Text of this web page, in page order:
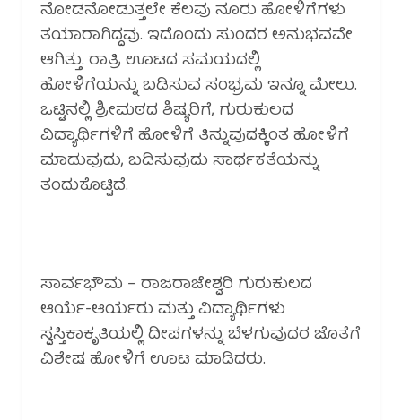
ನೋಡನೋಡುತ್ತಲೇ ಕೆಲವು ನೂರು ಹೋಳಿಗೆಗಳು
ತಯಾರಾಗಿದ್ದವು. ಇದೊಂದು ಸುಂದರ ಅನುಭವವೇ
ಆಗಿತ್ತು. ರಾತ್ರಿ ಊಟದ ಸಮಯದಲ್ಲಿ
ಹೋಳಿಗೆಯನ್ನು ಬಡಿಸುವ ಸಂಭ್ರಮ ಇನ್ನೂ ಮೇಲು.
ಒಟ್ಟಿನಲ್ಲಿ ಶ್ರೀಮಠದ ಶಿಷ್ಯರಿಗೆ, ಗುರುಕುಲದ
ವಿದ್ಯಾರ್ಥಿಗಳಿಗೆ ಹೋಳಿಗೆ ತಿನ್ನುವುದಕ್ಕಿಂತ ಹೋಳಿಗೆ
ಮಾಡುವುದು, ಬಡಿಸುವುದು ಸಾರ್ಥಕತೆಯನ್ನು
ತಂದುಕೊಟ್ಟಿದೆ‌.
ಸಾರ್ವಭೌಮ – ರಾಜರಾಜೇಶ್ವರಿ ಗುರುಕುಲದ
ಆರ್ಯೆ-ಆರ್ಯರು ಮತ್ತು ವಿದ್ಯಾರ್ಥಿಗಳು
ಸ್ವಸ್ತಿಕಾಕೃತಿಯಲ್ಲಿ ದೀಪಗಳನ್ನು ಬೆಳಗುವುದರ ಜೊತೆಗೆ
ವಿಶೇಷ ಹೋಳಿಗೆ ಊಟ ಮಾಡಿದರು.